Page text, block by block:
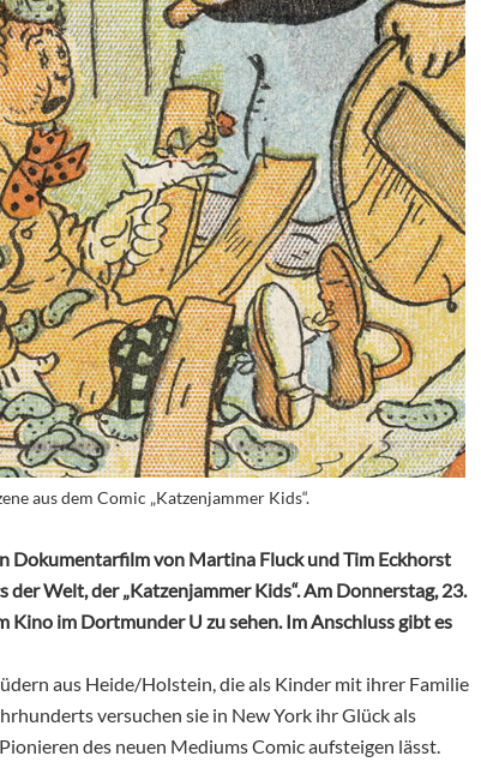
aus dem Comic „Katzenjammer Kids“.
Dokumentarfilm von Martina Fluck und Tim Eckhorst
Welt, der „Katzenjammer Kids“. Am Donnerstag, 23.
im Dortmunder U zu sehen. Im Anschluss gibt es
aus Heide/Holstein, die als Kinder mit ihrer Familie
versuchen sie in New York ihr Glück als
des neuen Mediums Comic aufsteigen lässt.